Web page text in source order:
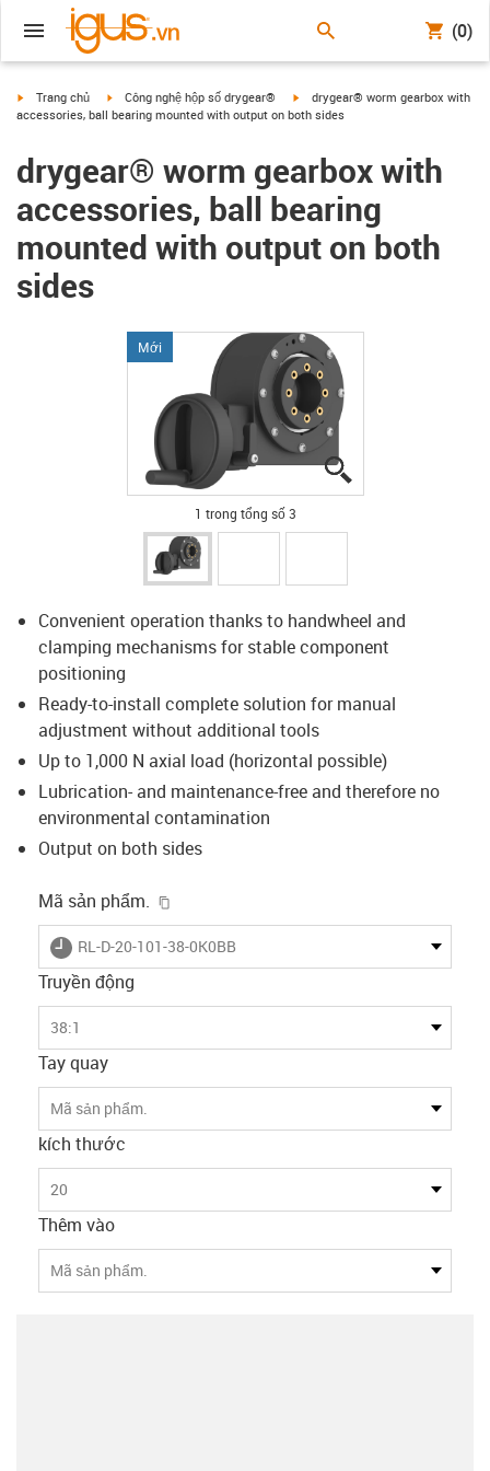
(0)
igus-icon-arrow-right
Trang chủ igus-icon-arrow-right
Công nghệ hộp số drygear® igus-icon-arrow-right
drygear® worm gearbox with
accessories, ball bearing mounted with output on both sides
drygear® worm gearbox with
accessories, ball bearing
mounted with output on both
sides
Mới
1 trong tổng số 3
Convenient operation thanks to handwheel and
clamping mechanisms for stable component
positioning
Ready-to-install complete solution for manual
adjustment without additional tools
Up to 1,000 N axial load (horizontal possible)
Lubrication- and maintenance-free and therefore no
environmental contamination
Output on both sides
Mã sản phẩm.
igus-icon-lieferzeit
RL-D-20-101-38-0K0BB
Truyền động
38:1
Tay quay
Mã sản phẩm.
kích thước
20
Thêm vào
Mã sản phẩm.